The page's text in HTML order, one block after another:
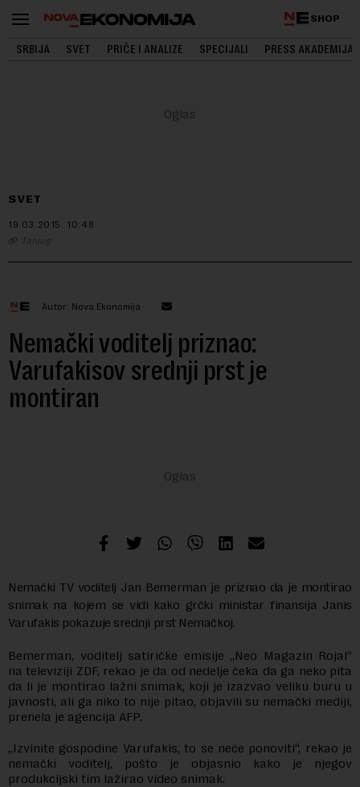
SHOP
SRBIJA SVET PRIČE I ANALIZE SPECIJALI PRESS AKADEMIJA
SVET
19.03.2015. 10:48
Tanjug
Autor: Nova Ekonomija
Nemački voditelj priznao:
Varufakisov srednji prst je
montiran
Nemački TV voditelj Jan Bemerman je priznao da je montirao
snimak na kojem se vidi kako grčki ministar finansija Janis
Varufakis pokazuje srednji prst Nemačkoj.
Bemerman, voditelj satiričke emisije „Neo Magazin Rojal“
na televiziji ZDF, rekao je da od nedelje čeka da ga neko pita
da li je montirao lažni snimak, koji je izazvao veliku buru u
javnosti, ali ga niko to nije pitao, objavili su nemački mediji,
prenela je agencija AFP.
„Izvinite gospodine Varufakis, to se neće ponoviti“, rekao je
nemački voditelj, pošto je objasnio kako je njegov
produkcijski tim lažirao video snimak.